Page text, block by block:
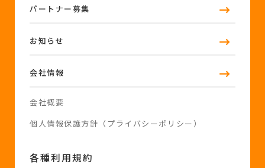
パートナー募集
お知らせ
会社情報
会社概要
個人情報保護方針（プライバシーポリシー）
各種利用規約